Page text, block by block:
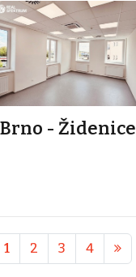
- Židenice
1 2 3 4